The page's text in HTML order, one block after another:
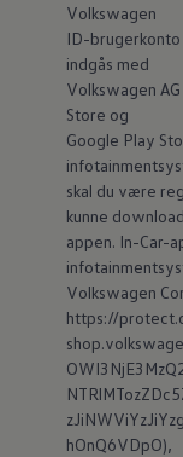
Volkswagen
ID-
indgås med
Volkswagen
Store og
Google Play
skal du være
kunne
appen. In-Car-
Volkswagen
https://
hOnQ6VDpO),